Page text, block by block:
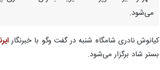
می‌شود.
کیانوش نادری شامگاه شنبه در گفت وگو با خبرنگار
بستر شاد برگزار می‌شود.